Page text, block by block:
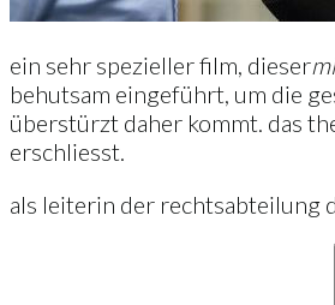
ein sehr spezieller film, dieser
behutsam eingeführt, um die
überstürzt daher kommt. das
erschliesst.
als leiterin der rechtsabteilung